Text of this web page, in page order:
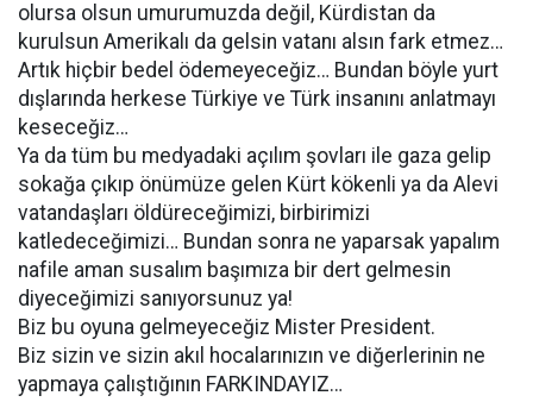
olursa olsun umurumuzda değil, Kürdistan da
kurulsun Amerikalı da gelsin vatanı alsın fark etmez…
Artık hiçbir bedel ödemeyeceğiz… Bundan böyle yurt
dışlarında herkese Türkiye ve Türk insanını anlatmayı
keseceğiz…
Ya da tüm bu medyadaki açılım şovları ile gaza gelip
sokağa çıkıp önümüze gelen Kürt kökenli ya da Alevi
vatandaşları öldüreceğimizi, birbirimizi
katledeceğimizi… Bundan sonra ne yaparsak yapalım
nafile aman susalım başımıza bir dert gelmesin
diyeceğimizi sanıyorsunuz ya!
Biz bu oyuna gelmeyeceğiz Mister President.
Biz sizin ve sizin akıl hocalarınızın ve diğerlerinin ne
yapmaya çalıştığının FARKINDAYIZ…